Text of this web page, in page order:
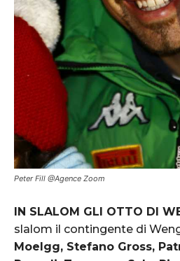
Peter Fill @Agence Zoom
IN SLALOM GLI OTTO DI
slalom il contingente di
Moelgg, Stefano Gross,